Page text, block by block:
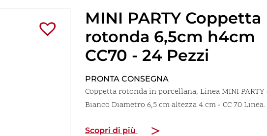
MINI PARTY Coppetta
rotonda 6,5cm h4cm
CC70 - 24 Pezzi
PRONTA CONSEGNA
Coppetta rotonda in porcellana, Linea MINI
Bianco Diametro 6,5 cm altezza 4 cm - CC 70
Scopri di più